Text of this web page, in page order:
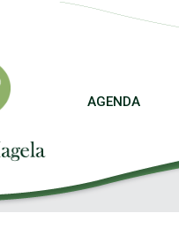
AGENDA